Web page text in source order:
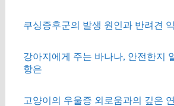
쿠싱증후군의 발생 원인과 반려견
강아지에게 주는 바나나, 안전한지
항은
고양이의 우울증 외로움과의 깊은